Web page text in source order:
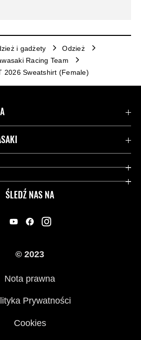
i gadżety
Odzież
Racing Team
2026 Sweatshirt (Female)
ŚLEDŹ NAS NA
© 2023
Nota prawna
Prywatności
Cookies